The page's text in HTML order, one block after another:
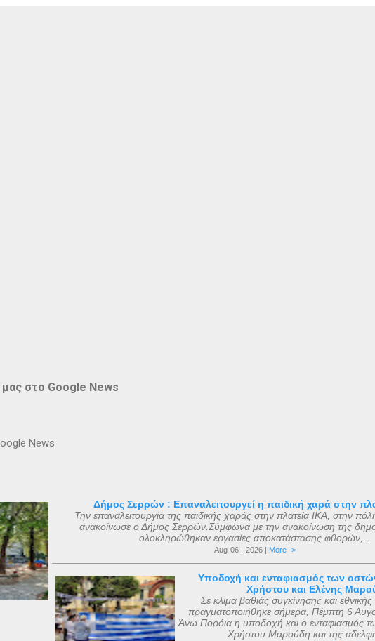
στο Google News
News
Δήμος Σερρών : Επαναλειτουργεί η παιδική χαρά στην
Την επαναλειτουργία της παιδικής χαράς στην πλατεία ΙΚΑ, στην
ανακοίνωσε ο Δήμος Σερρών.Σύμφωνα με την ανακοίνωση της
ολοκληρώθηκαν εργασίες αποκατάστασης φθορών,...
Aug-06 - 2026 | More ->
Υποδοχή και ενταφιασμός των
Χρήστου και Ελένης
Σε κλίμα βαθιάς συγκίνησης και
πραγματοποιήθηκε σήμερα, Πέμπτη 6
Άνω Πορόια η υποδοχή και ο ενταφιασμός
Χρήστου Μαρούδη και της